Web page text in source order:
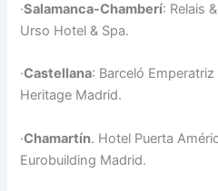
·Salamanca-Chamberí: Relais
Urso Hotel & Spa.
·Castellana: Barceló
Heritage Madrid.
·Chamartín. Hotel Puerta
Eurobuilding Madrid.